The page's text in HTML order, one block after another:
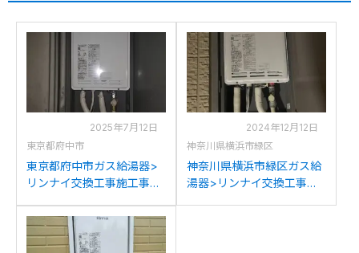
2025年7月12日
東京都府中市
東京都府中市ガス給湯器>
リンナイ交換工事施工事
V1611BOXからリンナイ
RUK-V1610BOX(A)-Eへの
交換
2024年12月12日
神奈川県横浜市緑区
神奈川県横浜市緑区ガス給
湯器>リンナイ交換工事施